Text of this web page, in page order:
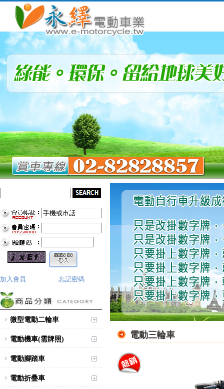
加入會員 忘記密碼
微型電動二輪車
電動機車(需牌照)
電動腳踏車
電動折疊車
電動三輪車